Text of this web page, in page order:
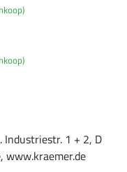
Industriestr. 1 + 2, D
www.kraemer.de